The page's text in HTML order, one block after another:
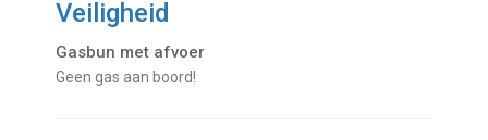
Veiligheid
Gasbun met afvoer
Geen gas aan boord!